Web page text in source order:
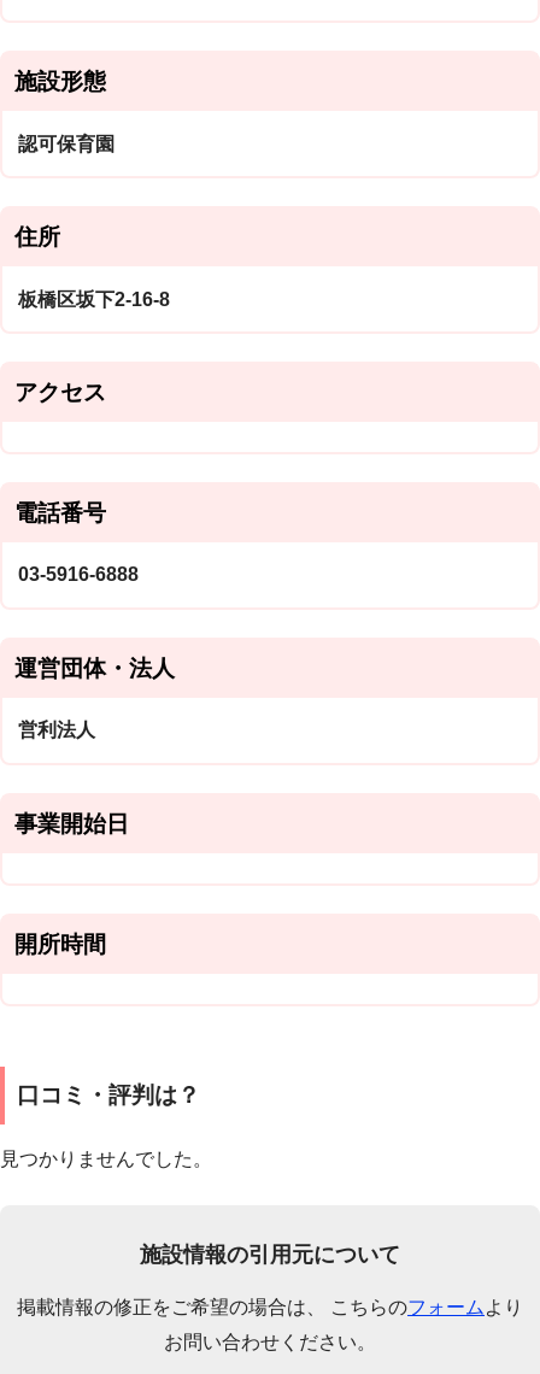
施設形態
認可保育園
住所
板橋区坂下2-16-8
アクセス
電話番号
03-5916-6888
運営団体・法人
営利法人
事業開始日
開所時間
口コミ・評判は？
見つかりませんでした。
施設情報の引用元について
掲載情報の修正をご希望の場合は、 こちらのフォーム より
お問い合わせください。